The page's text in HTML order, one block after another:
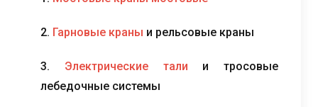
2. Гарновые краны и рельсовые краны
3. Электрические тали и тросовые
лебедочные системы